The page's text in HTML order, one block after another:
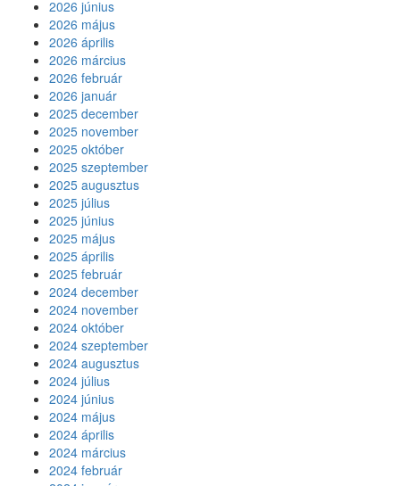
2026 június
2026 május
2026 április
2026 március
2026 február
2026 január
2025 december
2025 november
2025 október
2025 szeptember
2025 augusztus
2025 július
2025 június
2025 május
2025 április
2025 február
2024 december
2024 november
2024 október
2024 szeptember
2024 augusztus
2024 július
2024 június
2024 május
2024 április
2024 március
2024 február